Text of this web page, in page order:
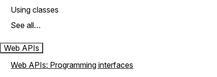
Using classes
See all…
Web APIs
Web APIs: Programming interfaces